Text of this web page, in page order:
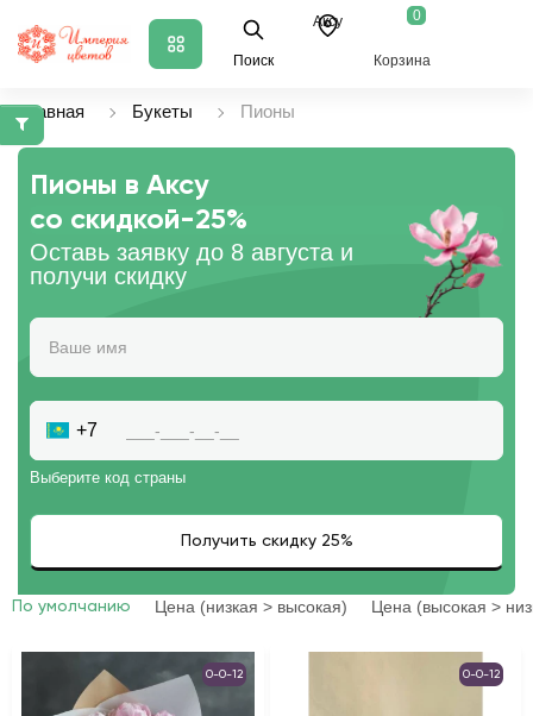
Поиск
Аксу 0
Корзина
Главная Букеты Пионы
Пионы в Аксу
со скидкой-25%
Оставь заявку до 8 августа и
получи скидку
+7
Выберите код страны
По умолчанию Цена (низкая > высокая) Цена (высокая >
0-0-12 0-0-12